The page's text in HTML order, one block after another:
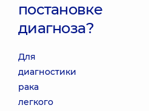
постановке
диагноза?
Для
диагностики
рака
легкого